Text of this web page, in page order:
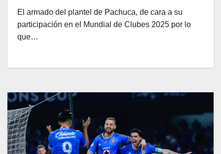
El armado del plantel de Pachuca, de cara a su
participación en el Mundial de Clubes 2025 por lo
que…